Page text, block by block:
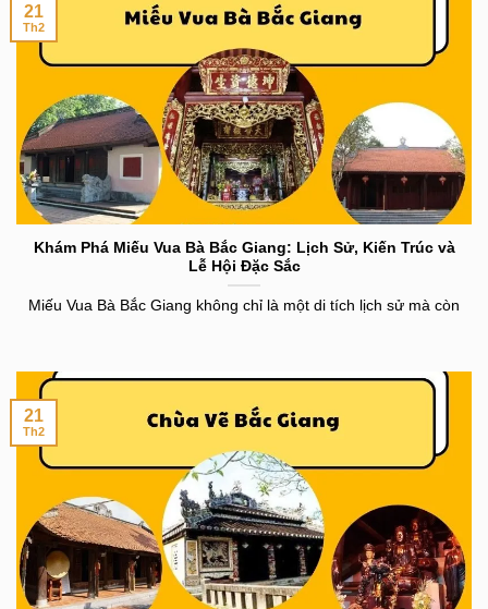
Khám Phá Miếu Vua Bà Bắc Giang: Lịch Sử, Kiến Trúc và
Lễ Hội Đặc Sắc
Miếu Vua Bà Bắc Giang không chỉ là một di tích lịch sử mà còn
21
Th2
21
Th2